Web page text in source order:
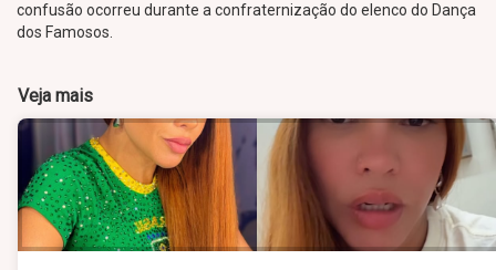
confusão ocorreu durante a confraternização do elenco do Dança
dos Famosos.
Veja mais